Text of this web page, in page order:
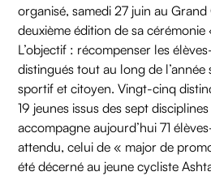
organisé, samedi 27 juin au
deuxième édition de sa cérémonie
L’objectif : récompenser les
distingués tout au long de l’année
sportif et citoyen. Vingt-cinq
19 jeunes issus des sept
accompagne aujourd’hui 71
attendu, celui de « major de
été décerné au jeune cycliste